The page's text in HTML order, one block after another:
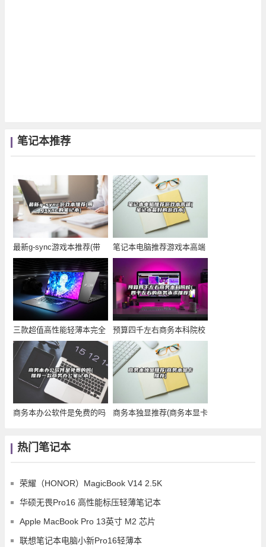
笔记本推荐
最新g-sync游戏本推荐(带
gsync
笔记本电脑推荐游戏本高端
(笔记本最好的游
三款超值高性能轻薄本完全
推荐
预算四千左右商务本科院校
(四千左右的商务
商务本办公软件是免费的吗
商务本独显推荐(商务本显卡
热门笔记本
荣耀（HONOR）MagicBook V14 2.5K
华硕无畏Pro16 高性能标压轻薄笔记本
Apple MacBook Pro 13英寸 M2 芯片
联想笔记本电脑小新Pro16轻薄本